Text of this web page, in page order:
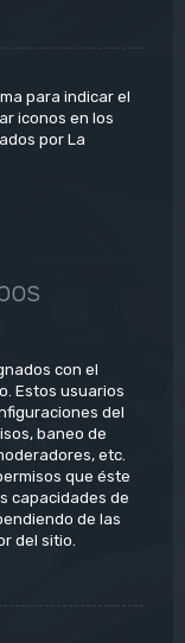
para indicar el
iconos en los
por La
con el
Estos usuarios
del
baneo de
etc.
que éste
capacidades de
de las
del sitio.